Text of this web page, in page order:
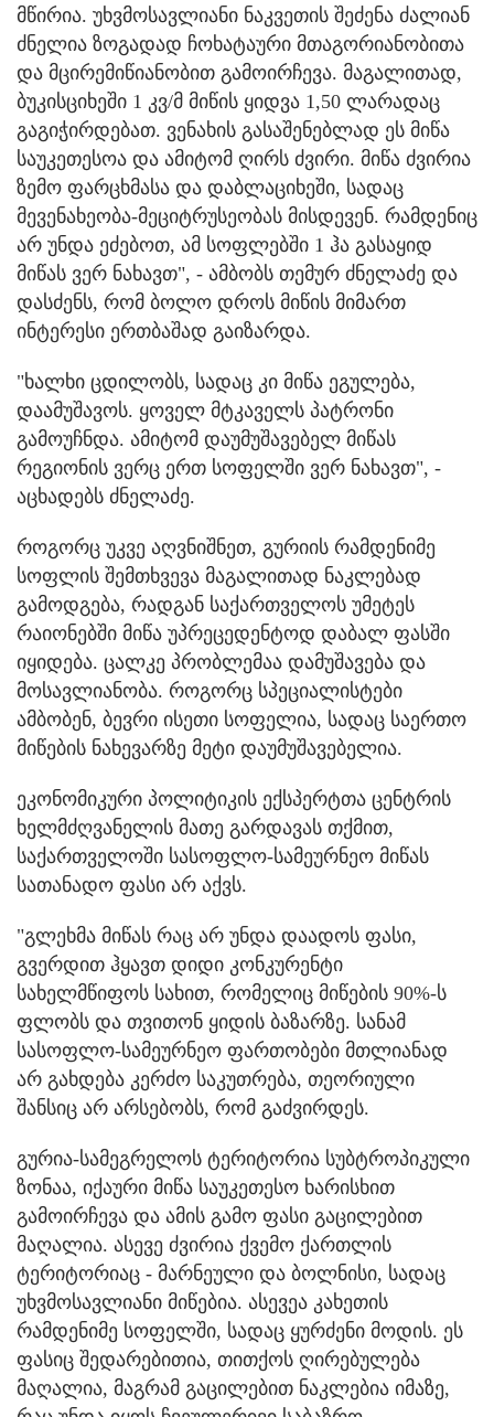
მწირია. უხვმოსავლიანი ნაკვეთის შეძენა ძალიან
ძნელია ზოგადად ჩოხატაური მთაგორიანობითა
და მცირემიწიანობით გამოირჩევა. მაგალითად,
ბუკისციხეში 1 კვ/მ მიწის ყიდვა 1,50 ლარადაც
გაგიჭირდებათ. ვენახის გასაშენებლად ეს მიწა
საუკეთესოა და ამიტომ ღირს ძვირი. მიწა ძვირია
ზემო ფარცხმასა და დაბლაციხეში, სადაც
მევენახეობა-მეციტრუსეობას მისდევენ. რამდენიც
არ უნდა ეძებოთ, ამ სოფლებში 1 ჰა გასაყიდ
მიწას ვერ ნახავთ", - ამბობს თემურ ძნელაძე და
დასძენს, რომ ბოლო დროს მიწის მიმართ
ინტერესი ერთბაშად გაიზარდა.
"ხალხი ცდილობს, სადაც კი მიწა ეგულება,
დაამუშავოს. ყოველ მტკაველს პატრონი
გამოუჩნდა. ამიტომ დაუმუშავებელ მიწას
რეგიონის ვერც ერთ სოფელში ვერ ნახავთ", -
აცხადებს ძნელაძე.
როგორც უკვე აღვნიშნეთ, გურიის რამდენიმე
სოფლის შემთხვევა მაგალითად ნაკლებად
გამოდგება, რადგან საქართველოს უმეტეს
რაიონებში მიწა უპრეცედენტოდ დაბალ ფასში
იყიდება. ცალკე პრობლემაა დამუშავება და
მოსავლიანობა. როგორც სპეციალისტები
ამბობენ, ბევრი ისეთი სოფელია, სადაც საერთო
მიწების ნახევარზე მეტი დაუმუშავებელია.
ეკონომიკური პოლიტიკის ექსპერტთა ცენტრის
ხელმძღვანელის მათე გარდავას თქმით,
საქართველოში სასოფლო-სამეურნეო მიწას
სათანადო ფასი არ აქვს.
"გლეხმა მიწას რაც არ უნდა დაადოს ფასი,
გვერდით ჰყავთ დიდი კონკურენტი
სახელმწიფოს სახით, რომელიც მიწების 90%-ს
ფლობს და თვითონ ყიდის ბაზარზე. სანამ
სასოფლო-სამეურნეო ფართობები მთლიანად
არ გახდება კერძო საკუთრება, თეორიული
შანსიც არ არსებობს, რომ გაძვირდეს.
გურია-სამეგრელოს ტერიტორია სუბტროპიკული
ზონაა, იქაური მიწა საუკეთესო ხარისხით
გამოირჩევა და ამის გამო ფასი გაცილებით
მაღალია. ასევე ძვირია ქვემო ქართლის
ტერიტორიაც - მარნეული და ბოლნისი, სადაც
უხვმოსავლიანი მიწებია. ასევეა კახეთის
რამდენიმე სოფელში, სადაც ყურძენი მოდის. ეს
ფასიც შედარებითია, თითქოს ღირებულება
მაღალია, მაგრამ გაცილებით ნაკლებია იმაზე,